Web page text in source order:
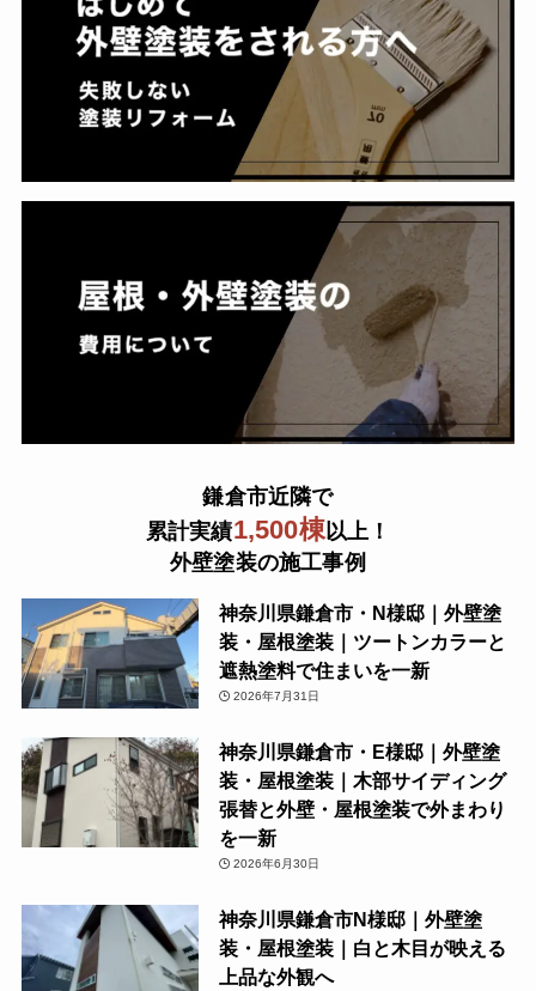
鎌倉市近隣で
累計実績1,500棟以上！
外壁塗装の施工事例
神奈川県鎌倉市・N様邸｜外壁塗
装・屋根塗装｜ツートンカラーと
遮熱塗料で住まいを一新
2026年7月31日
神奈川県鎌倉市・E様邸｜外壁塗
装・屋根塗装｜木部サイディング
張替と外壁・屋根塗装で外まわり
を一新
2026年6月30日
神奈川県鎌倉市N様邸｜外壁塗
装・屋根塗装｜白と木目が映える
上品な外観へ